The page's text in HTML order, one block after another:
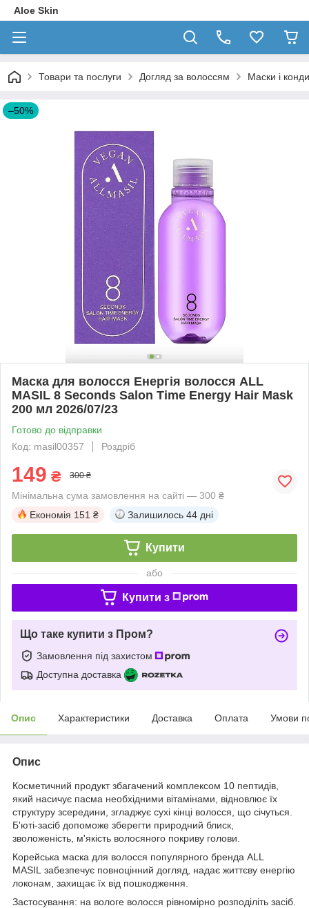
Aloe Skin
Товари та послуги Догляд за волоссям Маски і
–50%
Маска для волосся Енергія волосся ALL
MASIL 8 Seconds Salon Time Energy Hair Mask
200 мл 2026/07/23
Готово до відправки
Код: masil00357
Роздріб
149 ₴ 300 ₴
Мінімальна сума замовлення на сайті — 300 ₴
Економія 151 ₴ Залишилось 44 дні
Купити
або
Купити з
Що таке купити з Пром?
Замовлення під захистом
Доступна доставка
Опис Характеристики Доставка Оплата Умови
Опис
Косметичний продукт збагачений комплексом 10 пептидів,
який насичує пасма необхідними вітамінами, відновлює їх
структуру зсередини, згладжує сухі кінці волосся, що січуться.
Б'юті-засіб допоможе зберегти природний блиск,
зволоженість, м'якість волосяного покриву голови.
Корейська маска для волосся популярного бренда ALL
MASIL забезпечує повноцінний догляд, надає життєву енергію
локонам, захищає їх від пошкодження.
Застосування: на вологе волосся рівномірно розподіліть засіб.